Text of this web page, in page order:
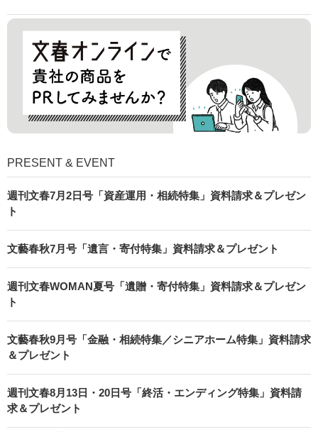
PRESENT & EVENT
週刊文春7月2日号「資産運用・相続特集」資料請求＆プレゼン
ト
文藝春秋7月号「遺言・寄付特集」資料請求＆プレゼント
週刊文春WOMAN夏号「遺贈・寄付特集」資料請求＆プレゼン
ト
文藝春秋9月号「金融・相続特集／シニアホーム特集」資料請求
＆プレゼント
週刊文春8月13日・20日号「終活・エンディング特集」資料請
求＆プレゼント